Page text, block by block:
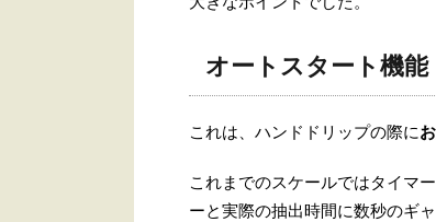
オートスタート機能
これは、ハンドドリップの際に
これまでのスケールではタイマ
ーと実際の抽出時間に数秒のギ